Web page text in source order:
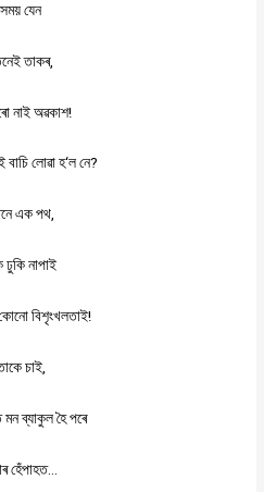
সময় যেন
তাকৰ,
নাই অৱকাশ!
বাচি লোৱা হ‘ল নে?
এক পথ,
ঢুকি নাপাই
বিশৃংখলতাই!
চাই,
মন ব্যাকুল হৈ পৰে
হেঁপাহত…